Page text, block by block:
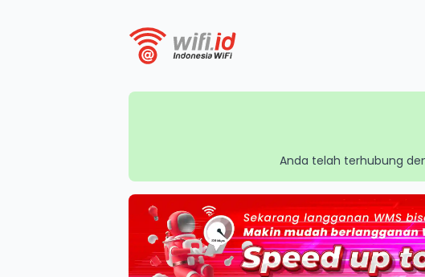
Anda telah terhubung